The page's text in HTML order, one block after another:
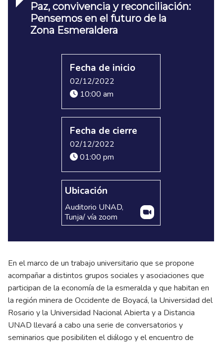
Paz, convivencia y reconciliación:
Pensemos en el futuro de la
Zona Esmeraldera
Fecha de inicio
02/12/2022
10:00 am
Fecha de cierre
02/12/2022
01:00 pm
Ubicación
Auditorio UNAD,
Tunja/ vía zoom
En el marco de un trabajo universitario que se propone
acompañar a distintos grupos sociales y asociaciones que
participan de la economía de la esmeralda y que habitan en
la región minera de Occidente de Boyacá, la Universidad del
Rosario y la Universidad Nacional Abierta y a Distancia
UNAD llevará a cabo una serie de conversatorios y
seminarios que posibiliten el diálogo y el encuentro de